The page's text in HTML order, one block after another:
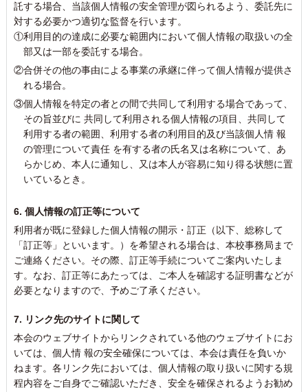
託する場合、当該個人情報の安全管理が図られるよう、委託先に
対する必要かつ適切な監督を行います。
①利用目的の達成に必要な範囲内において個人情報の取扱いの全
部又は一部を委託する場合。
②合併その他の事由による事業の承継に伴って個人情報が提供さ
れる場合。
③個人情報を特定の者との間で共同して利用する場合であって、
その旨並びに 共同して利用される個人情報の項目、共同して
利用する者の範囲、利用する者の利用目的及び当該個人情 報
の管理について責任 を有する者の氏名又は名称について、あ
らかじめ、本人に通知し、又は本人が容易に知り得る状態に置
いているとき。
6. 個人情報の訂正等について
利用者が既に登録した個人情報の開示・訂正（以下、総称して
「訂正等」といいます。）を希望される場合は、本校事務局まで
ご連絡ください。その際、訂正等手続についてご案内いたしま
す。なお、訂正等にあたっては、ご本人を確認する証明書などが
必要となりますので、予めご了承ください。
7. リンク先のサイトに関して
本会のウェブサイトからリンクされている他のウェブサイトにお
いては、個人情 報の安全確保については、本会は責任を負いか
ねます。各リンク先においては、個人情報の取り扱いに関する規
程内容をご自身でご確認いただき、安全を確保されるようお勧め